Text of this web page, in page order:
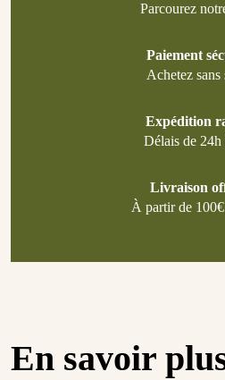
Parcourez
Paiement
Achetez sans
Expédition
Délais de 24h
Livraison
À partir de 100€
En savoir